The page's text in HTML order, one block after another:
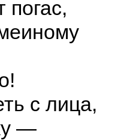
погас,
с лица,
—